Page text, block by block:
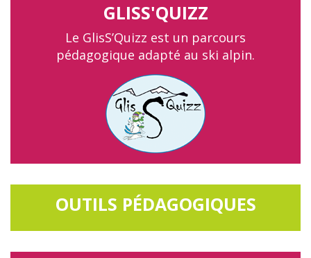
GLISS'QUIZZ
Le GlisS’Quizz est un parcours
pédagogique adapté au ski alpin.
OUTILS PÉDAGOGIQUES